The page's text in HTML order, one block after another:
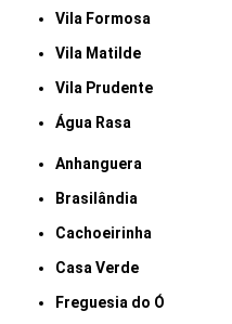
Vila Formosa
Vila Matilde
Vila Prudente
Água Rasa
Anhanguera
Brasilândia
Cachoeirinha
Casa Verde
Freguesia do Ó